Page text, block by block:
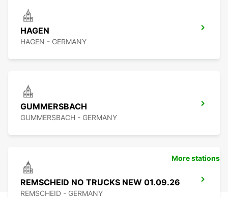
HAGEN
HAGEN - GERMANY
GUMMERSBACH
GUMMERSBACH - GERMANY
REMSCHEID NO TRUCKS NEW 01.09.26
REMSCHEID - GERMANY
More stations